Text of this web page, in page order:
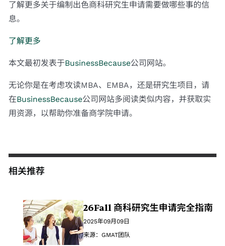
了解更多关于编制出色商科研究生申请需要做哪些事的信
息。
了解更多
本文最初发表于BusinessBecause公司网站。
无论你是在考虑攻读MBA、EMBA，还是研究生项目，请
在BusinessBecause公司网站多阅读类似内容，并获取实
用资源，以帮助你准备商学院申请。
相关推荐
26Fall 商科研究生申请完全指南
2025年09月09日
来源：GMAT团队